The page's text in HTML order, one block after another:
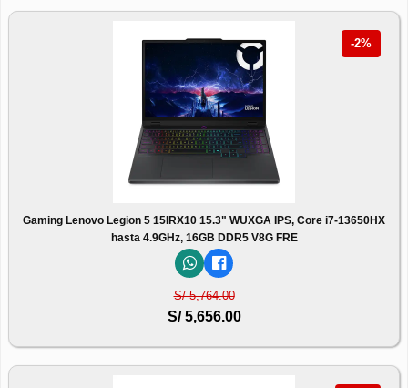
-2%
Gaming Lenovo Legion 5 15IRX10 15.3" WUXGA IPS, Core i7-13650HX
hasta 4.9GHz, 16GB DDR5 V8G FRE
S/ 5,764.00
S/ 5,656.00